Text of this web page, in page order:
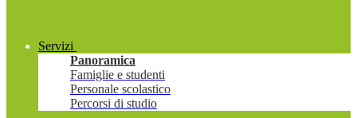
Servizi
Panoramica
Famiglie e studenti
Personale scolastico
Percorsi di studio